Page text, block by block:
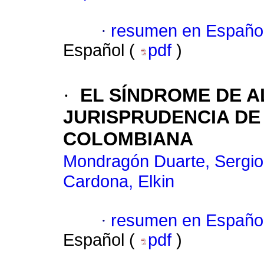
· resumen en
Español (
pdf )
·
EL SÍNDROME DE
JURISPRUDENCIA
COLOMBIANA
Mondragón Duarte,
Cardona, Elkin
· resumen en
Español (
pdf )